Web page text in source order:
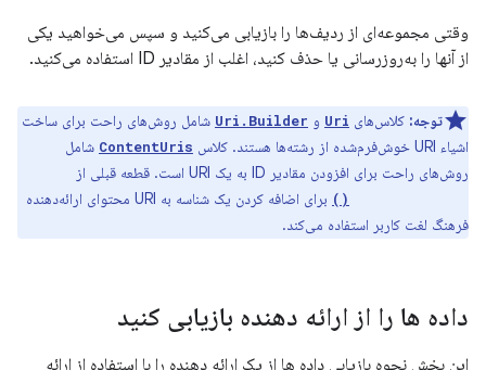
وقتی مجموعه‌ای از ردیف‌ها را بازیابی می‌کنید و سپس می‌خواهید یکی
از آنها را به‌روزرسانی یا حذف کنید، اغلب از مقادیر ID استفاده می‌کنید.
توجه: کلاس‌های Uri و Uri.Builder شامل روش‌های راحت برای ساخت
اشیاء URI خوش‌فرم‌شده از رشته‌ها هستند. کلاس
ContentUris شامل
روش‌های راحت برای افزودن مقادیر ID به یک URI است. قطعه قبلی از
برای اضافه کردن یک شناسه به URI محتوای ارائه‌دهنده
فرهنگ لغت کاربر استفاده می‌کند.
داده ها را از ارائه دهنده بازیابی کنید
این بخش نحوه بازیابی داده ها از یک ارائه دهنده را با استفاده از ارائه